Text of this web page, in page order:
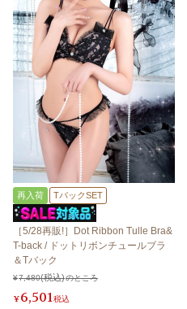
再入荷 TバックSET
［5/28再販!］Dot Ribbon Tulle Bra&
T-back / ドットリボンチュールブラ
＆Tバック
¥7,480 のところ
¥6,501税込